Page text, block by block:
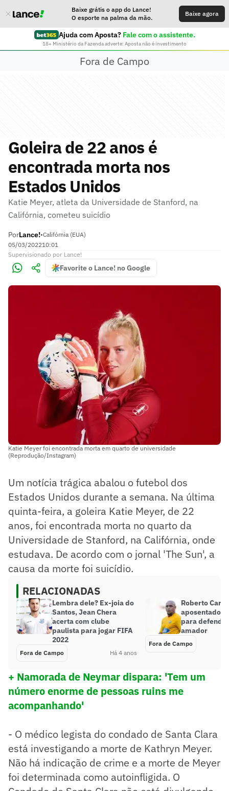
Baixe grátis o app do Lance!
O esporte na palma da mão.
Baixe agora
Ajuda com Aposta? Fale com o assistente.
18+ Ministério da Fazenda adverte: Aposta não é investimento
Fora de Campo
Goleira de 22 anos é
encontrada morta nos
Estados Unidos
Katie Meyer, atleta da Universidade de Stanford, na
Califórnia, cometeu suicídio
PorLance!•Califórnia (EUA)
05/03/202210:01
Supervisionado por Lance!
Favorite o Lance! no Google
Katie Meyer foi encontrada morta em quarto de universidade
(Reprodução/Instagram)
Um notícia trágica abalou o futebol dos
Estados Unidos durante a semana. Na última
quinta-feira, a goleira Katie Meyer, de 22
anos, foi encontrada morta no quarto da
Universidade de Stanford, na Califórnia, onde
estudava. De acordo com o jornal 'The Sun', a
causa da morte foi suicídio.
RELACIONADAS
Lembra dele? Ex-joia do
Santos, Jean Chera
acerta com clube
paulista para jogar FIFA
2022
Fora de Campo Há 4 anos
Roberto
aposentadoria
para
amador
Fora de Campo
+ Namorada de Neymar dispara: 'Tem um
número enorme de pessoas ruins me
acompanhando'
- O médico legista do condado de Santa Clara
está investigando a morte de Kathryn Meyer.
Não há indicação de crime e a morte de Meyer
foi determinada como autoinfligida. O